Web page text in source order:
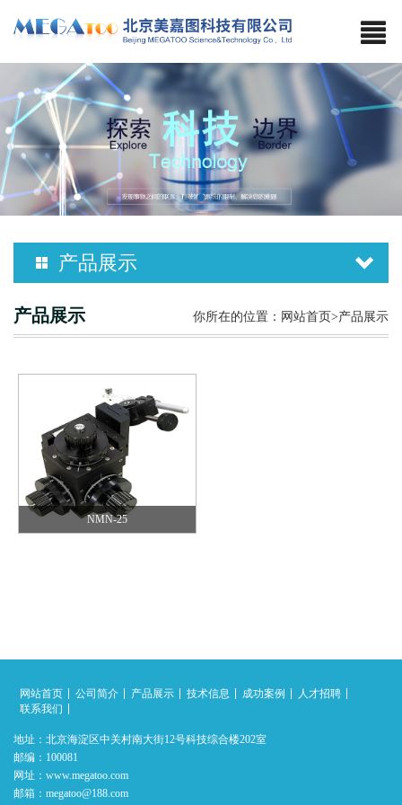
产品展示
产品展示 你所在的位置： 网站首页>产品展示
NMN-25
NMN-25
网站首页 公司简介 产品展示 技术信息 成功案例
人才招聘
联系我们
地址：北京海淀区中关村南大街12号科技综合楼202室
邮编：100081
网址：www.megatoo.com
邮箱：megatoo@188.com